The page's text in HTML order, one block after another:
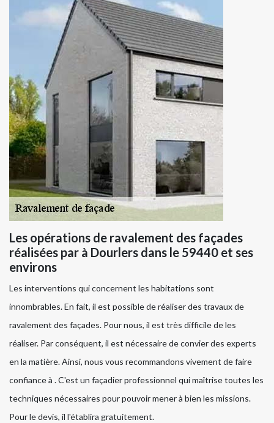
Les opérations de ravalement des façades
réalisées par à Dourlers dans le 59440 et ses
environs
Les interventions qui concernent les habitations sont
innombrables. En fait, il est possible de réaliser des travaux de
ravalement des façades. Pour nous, il est très difficile de les
réaliser. Par conséquent, il est nécessaire de convier des experts
en la matière. Ainsi, nous vous recommandons vivement de faire
confiance à . C'est un façadier professionnel qui maîtrise toutes les
techniques nécessaires pour pouvoir mener à bien les missions.
Pour le devis, il l'établira gratuitement.